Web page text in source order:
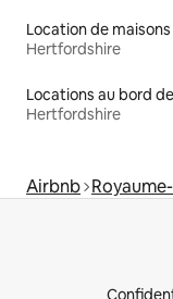
Hertfordshire
Locations au bord
Hertfordshire
Airbnb